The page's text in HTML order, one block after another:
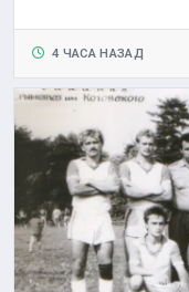
4 ЧАСА НАЗАД